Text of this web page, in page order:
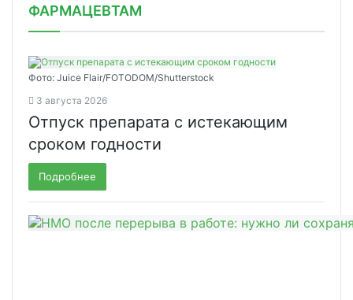
ФАРМАЦЕВТАМ
Фото: Juice Flair/FOTODOM/Shutterstoсk
3 августа 2026
Отпуск препарата с истекающим
сроком годности
Подробнее